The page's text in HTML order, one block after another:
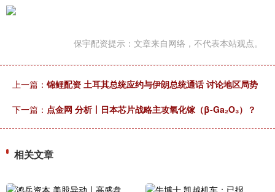
保宇配资提示：文章来自网络，不代表本站观点。
上一篇： 锦鲤配资 土耳其总统应约与伊朗总统通话 讨论地区局势
下一篇： 点金网 分析丨日本芯片战略主攻氧化镓（β-Ga₂O₃）？
相关文章